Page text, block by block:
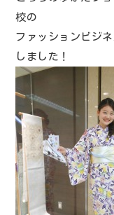
校の
ファッションビジ
しました！